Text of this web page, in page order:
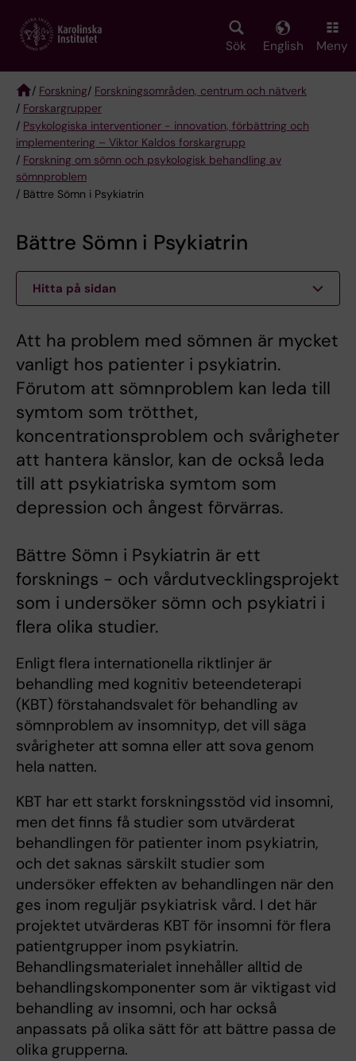
main
Sök English Meny
Breadcrumb
/ Forskning/ Forskningsområden, centrum och nätverk
/ Forskargrupper
/ Psykologiska interventioner - innovation, förbättring och
implementering – Viktor Kaldos forskargrupp
/ Forskning om sömn och psykologisk behandling av
sömnproblem
/ Bättre Sömn i Psykiatrin
Bättre Sömn i Psykiatrin
Hitta på sidan
Att ha problem med sömnen är mycket
vanligt hos patienter i psykiatrin.
Förutom att sömnproblem kan leda till
symtom som trötthet,
koncentrationsproblem och svårigheter
att hantera känslor, kan de också leda
till att psykiatriska symtom som
depression och ångest förvärras.
Bättre Sömn i Psykiatrin är ett
forsknings - och vårdutvecklingsprojekt
som i undersöker sömn och psykiatri i
flera olika studier.
Enligt flera internationella riktlinjer är
behandling med kognitiv beteendeterapi
(KBT) förstahandsvalet för behandling av
sömnproblem av insomnityp, det vill säga
svårigheter att somna eller att sova genom
hela natten.
KBT har ett starkt forskningsstöd vid insomni,
men det finns få studier som utvärderat
behandlingen för patienter inom psykiatrin,
och det saknas särskilt studier som
undersöker effekten av behandlingen när den
ges inom reguljär psykiatrisk vård. I det här
projektet utvärderas KBT för insomni för flera
patientgrupper inom psykiatrin.
Behandlingsmaterialet innehåller alltid de
behandlingskomponenter som är viktigast vid
behandling av insomni, och har också
anpassats på olika sätt för att bättre passa de
olika grupperna.